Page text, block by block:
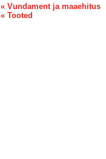
« Vundament ja maaehitus
« Tooted